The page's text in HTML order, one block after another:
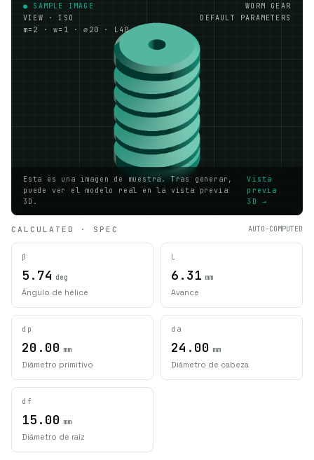
● SAMPLE IMAGE
VIEW · ISO
m=2 · w=1 · ⌀20 · L40
WORM GEAR
DEFAULT PARAMETERS
Esta es una imagen de muestra. Tras generar,
puede ver el modelo real en la vista previa
3D.
Vista
previa
3D →
CALCULATED · SPEC AUTO-COMPUTED
β
5.74 deg
Ángulo de hélice
L
6.31 mm
Avance
dp
20.00 mm
Diámetro primitivo
da
24.00 mm
Diámetro de cabeza
df
15.00 mm
Diámetro de raíz